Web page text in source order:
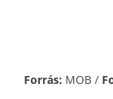
Forrás: MOB /